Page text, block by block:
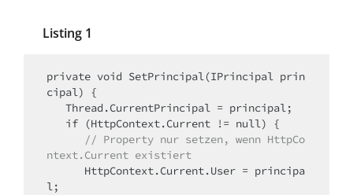
Listing 1
private void SetPrincipal(IPrincipal prin
cipal) {
// Property nur setzen, wenn HttpCo
ntext.Current existiert
l;